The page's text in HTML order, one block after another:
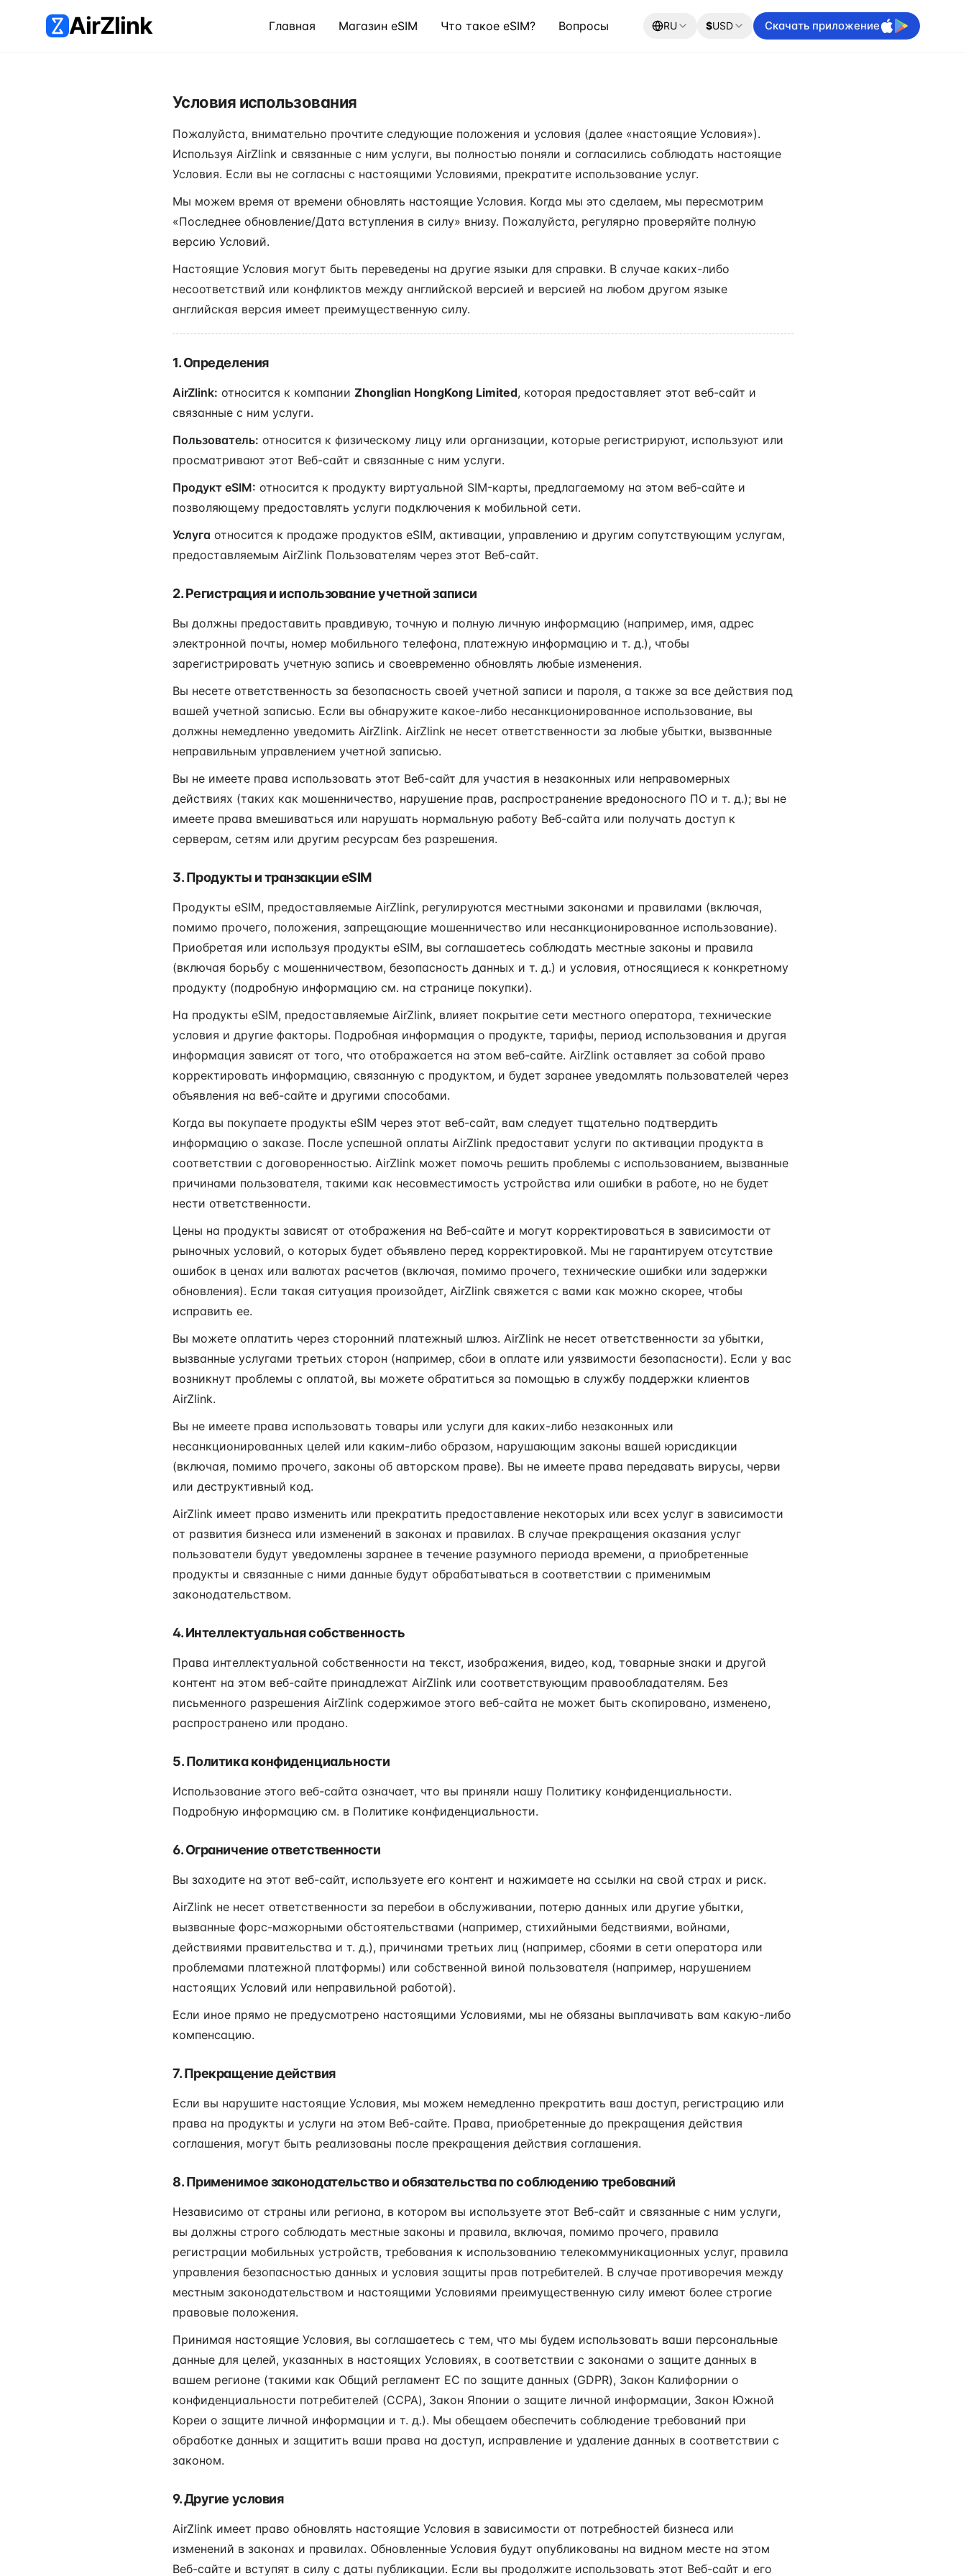
AirZlink Главная Магазин eSIM Что такое eSIM? Вопросы RU $USD Скачать приложение
Условия использования
Пожалуйста, внимательно прочтите следующие положения и условия (далее «настоящие Условия»).
Используя AirZlink и связанные с ним услуги, вы полностью поняли и согласились соблюдать настоящие
Условия. Если вы не согласны с настоящими Условиями, прекратите использование услуг.
Мы можем время от времени обновлять настоящие Условия. Когда мы это сделаем, мы пересмотрим
«Последнее обновление/Дата вступления в силу» внизу. Пожалуйста, регулярно проверяйте полную
версию Условий.
Настоящие Условия могут быть переведены на другие языки для справки. В случае каких-либо
несоответствий или конфликтов между английской версией и версией на любом другом языке
английская версия имеет преимущественную силу.
1. Определения
AirZlink: относится к компании Zhonglian HongKong Limited, которая предоставляет этот веб-сайт и
связанные с ним услуги.
Пользователь: относится к физическому лицу или организации, которые регистрируют, используют или
просматривают этот Веб-сайт и связанные с ним услуги.
Продукт eSIM: относится к продукту виртуальной SIM-карты, предлагаемому на этом веб-сайте и
позволяющему предоставлять услуги подключения к мобильной сети.
Услуга относится к продаже продуктов eSIM, активации, управлению и другим сопутствующим услугам,
предоставляемым AirZlink Пользователям через этот Веб-сайт.
2. Регистрация и использование учетной записи
Вы должны предоставить правдивую, точную и полную личную информацию (например, имя, адрес
электронной почты, номер мобильного телефона, платежную информацию и т. д.), чтобы
зарегистрировать учетную запись и своевременно обновлять любые изменения.
Вы несете ответственность за безопасность своей учетной записи и пароля, а также за все действия под
вашей учетной записью. Если вы обнаружите какое-либо несанкционированное использование, вы
должны немедленно уведомить AirZlink. AirZlink не несет ответственности за любые убытки, вызванные
неправильным управлением учетной записью.
Вы не имеете права использовать этот Веб-сайт для участия в незаконных или неправомерных
действиях (таких как мошенничество, нарушение прав, распространение вредоносного ПО и т. д.); вы не
имеете права вмешиваться или нарушать нормальную работу Веб-сайта или получать доступ к
серверам, сетям или другим ресурсам без разрешения.
3. Продукты и транзакции eSIM
Продукты eSIM, предоставляемые AirZlink, регулируются местными законами и правилами (включая,
помимо прочего, положения, запрещающие мошенничество или несанкционированное использование).
Приобретая или используя продукты eSIM, вы соглашаетесь соблюдать местные законы и правила
(включая борьбу с мошенничеством, безопасность данных и т. д.) и условия, относящиеся к конкретному
продукту (подробную информацию см. на странице покупки).
На продукты eSIM, предоставляемые AirZlink, влияет покрытие сети местного оператора, технические
условия и другие факторы. Подробная информация о продукте, тарифы, период использования и другая
информация зависят от того, что отображается на этом веб-сайте. AirZlink оставляет за собой право
корректировать информацию, связанную с продуктом, и будет заранее уведомлять пользователей через
объявления на веб-сайте и другими способами.
Когда вы покупаете продукты eSIM через этот веб-сайт, вам следует тщательно подтвердить
информацию о заказе. После успешной оплаты AirZlink предоставит услуги по активации продукта в
соответствии с договоренностью. AirZlink может помочь решить проблемы с использованием, вызванные
причинами пользователя, такими как несовместимость устройства или ошибки в работе, но не будет
нести ответственности.
Цены на продукты зависят от отображения на Веб-сайте и могут корректироваться в зависимости от
рыночных условий, о которых будет объявлено перед корректировкой. Мы не гарантируем отсутствие
ошибок в ценах или валютах расчетов (включая, помимо прочего, технические ошибки или задержки
обновления). Если такая ситуация произойдет, AirZlink свяжется с вами как можно скорее, чтобы
исправить ее.
Вы можете оплатить через сторонний платежный шлюз. AirZlink не несет ответственности за убытки,
вызванные услугами третьих сторон (например, сбои в оплате или уязвимости безопасности). Если у вас
возникнут проблемы с оплатой, вы можете обратиться за помощью в службу поддержки клиентов
AirZlink.
Вы не имеете права использовать товары или услуги для каких-либо незаконных или
несанкционированных целей или каким-либо образом, нарушающим законы вашей юрисдикции
(включая, помимо прочего, законы об авторском праве). Вы не имеете права передавать вирусы, черви
или деструктивный код.
AirZlink имеет право изменить или прекратить предоставление некоторых или всех услуг в зависимости
от развития бизнеса или изменений в законах и правилах. В случае прекращения оказания услуг
пользователи будут уведомлены заранее в течение разумного периода времени, а приобретенные
продукты и связанные с ними данные будут обрабатываться в соответствии с применимым
законодательством.
4. Интеллектуальная собственность
Права интеллектуальной собственности на текст, изображения, видео, код, товарные знаки и другой
контент на этом веб-сайте принадлежат AirZlink или соответствующим правообладателям. Без
письменного разрешения AirZlink содержимое этого веб-сайта не может быть скопировано, изменено,
распространено или продано.
5. Политика конфиденциальности
Использование этого веб-сайта означает, что вы приняли нашу Политику конфиденциальности.
Подробную информацию см. в Политике конфиденциальности.
6. Ограничение ответственности
Вы заходите на этот веб-сайт, используете его контент и нажимаете на ссылки на свой страх и риск.
AirZlink не несет ответственности за перебои в обслуживании, потерю данных или другие убытки,
вызванные форс-мажорными обстоятельствами (например, стихийными бедствиями, войнами,
действиями правительства и т. д.), причинами третьих лиц (например, сбоями в сети оператора или
проблемами платежной платформы) или собственной виной пользователя (например, нарушением
настоящих Условий или неправильной работой).
Если иное прямо не предусмотрено настоящими Условиями, мы не обязаны выплачивать вам какую-либо
компенсацию.
7. Прекращение действия
Если вы нарушите настоящие Условия, мы можем немедленно прекратить ваш доступ, регистрацию или
права на продукты и услуги на этом Веб-сайте. Права, приобретенные до прекращения действия
соглашения, могут быть реализованы после прекращения действия соглашения.
8. Применимое законодательство и обязательства по соблюдению требований
Независимо от страны или региона, в котором вы используете этот Веб-сайт и связанные с ним услуги,
вы должны строго соблюдать местные законы и правила, включая, помимо прочего, правила
регистрации мобильных устройств, требования к использованию телекоммуникационных услуг, правила
управления безопасностью данных и условия защиты прав потребителей. В случае противоречия между
местным законодательством и настоящими Условиями преимущественную силу имеют более строгие
правовые положения.
Принимая настоящие Условия, вы соглашаетесь с тем, что мы будем использовать ваши персональные
данные для целей, указанных в настоящих Условиях, в соответствии с законами о защите данных в
вашем регионе (такими как Общий регламент ЕС по защите данных (GDPR), Закон Калифорнии о
конфиденциальности потребителей (CCPA), Закон Японии о защите личной информации, Закон Южной
Кореи о защите личной информации и т. д.). Мы обещаем обеспечить соблюдение требований при
обработке данных и защитить ваши права на доступ, исправление и удаление данных в соответствии с
законом.
9. Другие условия
AirZlink имеет право обновлять настоящие Условия в зависимости от потребностей бизнеса или
изменений в законах и правилах. Обновленные Условия будут опубликованы на видном месте на этом
Веб-сайте и вступят в силу с даты публикации. Если вы продолжите использовать этот Веб-сайт и его